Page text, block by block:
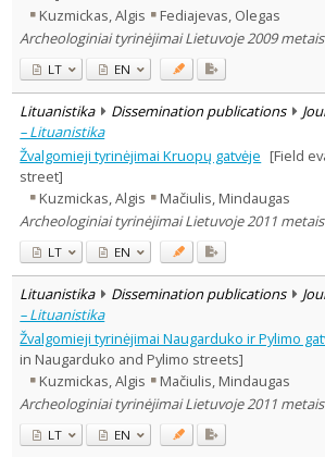
Kuzmickas, Algis
Fediajevas, Olegas
Archeologiniai tyrinėjimai Lietuvoje 2009 metais
LT EN
Lituanistika Dissemination publications
– Lituanistika
Žvalgomieji tyrinėjimai Kruopų gatvėje [Field
street]
Kuzmickas, Algis
Mačiulis, Mindaugas
Archeologiniai tyrinėjimai Lietuvoje 2011 metais
LT EN
Lituanistika Dissemination publications
– Lituanistika
Žvalgomieji tyrinėjimai Naugarduko ir Pylimo
in Naugarduko and Pylimo streets]
Kuzmickas, Algis
Mačiulis, Mindaugas
Archeologiniai tyrinėjimai Lietuvoje 2011 metais
LT EN